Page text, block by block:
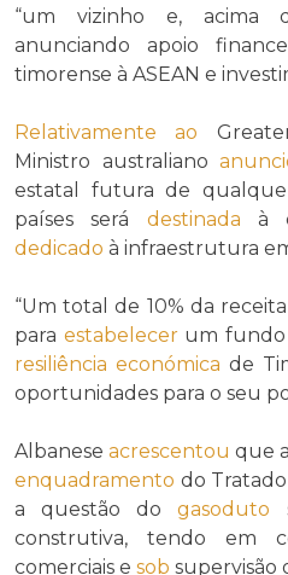
“um vizinho e, acima
anunciando apoio
timorense à ASEAN e
Relativamente ao
Ministro australiano
estatal futura de
países será destinada à
dedicado à infraestrutura
“Um total de 10% da
para estabelecerum fundo
resiliência económica de
oportunidades para o seu
Albanese acrescentou que
enquadramento do
a questão dogasoduto
construtiva, tendo em
comerciais e sob supervisão